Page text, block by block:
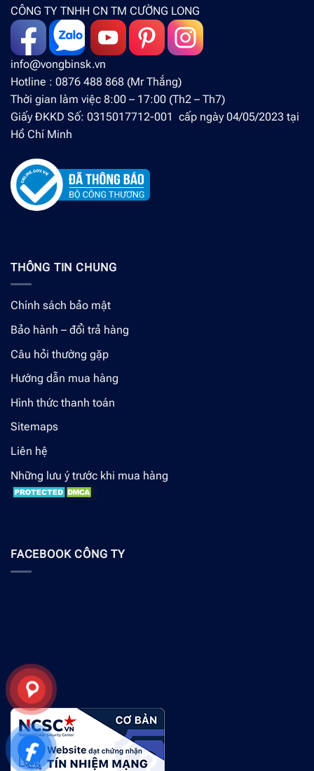
CÔNG TY TNHH CN TM CƯỜNG LONG
info@vongbinsk.vn
Hotline : 0876 488 868 (Mr Thắng)
Thời gian làm việc 8:00 – 17:00 (Th2 – Th7)
Giấy ĐKKD Số: 0315017712-001 cấp ngày 04/05/2023 tại
Hồ Chí Minh
THÔNG TIN CHUNG
Chính sách bảo mật
Bảo hành – đổi trả hàng
Câu hỏi thường gặp
Hướng dẫn mua hàng
Hình thức thanh toán
Sitemaps
Liên hệ
Những lưu ý trước khi mua hàng
FACEBOOK CÔNG TY